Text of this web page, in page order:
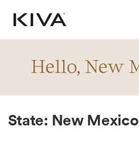
State: New Mexico